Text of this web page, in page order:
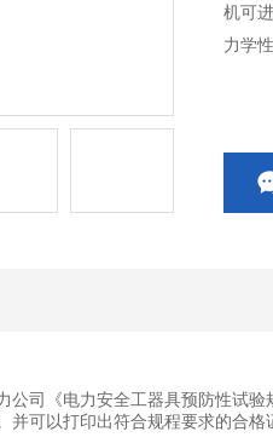
机可
力学
司《电力安全工器具预防性试
可以打印出符合规程要求的合